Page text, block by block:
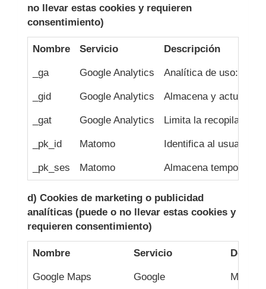
no llevar estas cookies y requieren
consentimiento)
Nombre Servicio Descripción
_ga Google Analytics Analítica de uso: nº
_gid Google Analytics Almacena y actualiza
_gat Google Analytics Limita la recopilación
_pk_id Matomo Identifica al usuario
_pk_ses Matomo Almacena
d) Cookies de marketing o publicidad
analíticas (puede o no llevar estas cookies y
requieren consentimiento)
Nombre Servicio
Google Maps Google